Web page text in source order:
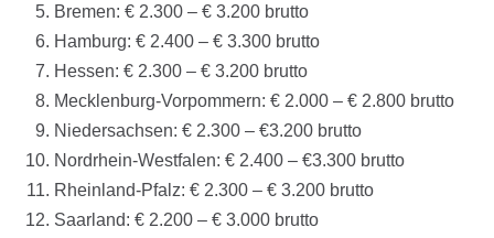
Bremen: € 2.300 – € 3.200 brutto
Hamburg: € 2.400 – € 3.300 brutto
Hessen: € 2.300 – € 3.200 brutto
Mecklenburg-Vorpommern: € 2.000 – € 2.800 brutto
Niedersachsen: € 2.300 – €3.200 brutto
Nordrhein-Westfalen: € 2.400 – €3.300 brutto
Rheinland-Pfalz: € 2.300 – € 3.200 brutto
Saarland: € 2.200 – € 3.000 brutto